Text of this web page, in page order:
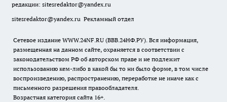
редакции: sitesredaktor@yandex.ru
sitesredaktor@yandex.ru Рекламный отдел
Сетевое издание WWW.24NF.RU (ВВВ.24НФ.РУ). Вся информация,
размещенная на данном сайте, охраняется в соответствии с
законодательством РФ об авторском праве и не подлежит
использованию кем-либо в какой бы то ни было форме, в том числе
воспроизведению, распространению, переработке не иначе как с
письменного разрешения правообладателя.
Возрастная категория сайта 16+.